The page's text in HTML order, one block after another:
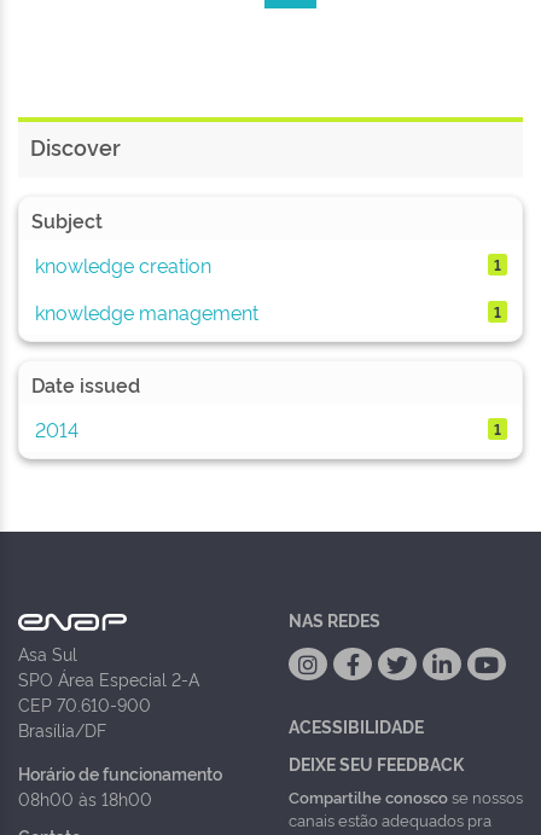
Discover
Subject
knowledge creation
1
knowledge management 1
Date issued
2014
1
Asa Sul
SPO Área Especial 2-A
CEP 70.610-900
Brasília/DF
Horário de funcionamento
08h00 às 18h00
NAS REDES
ACESSIBILIDADE
DEIXE SEU FEEDBACK
Compartilhe conoscose nossos
canais estão adequados pra